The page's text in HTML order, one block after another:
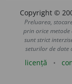
Copyright ©
Preluarea,
prin orice metode
sunt strict
seturilor de date
licență